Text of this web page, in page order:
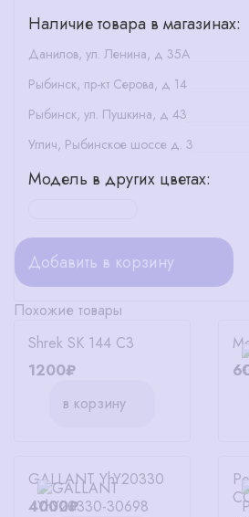
Наличие товара в магазинах:
Данилов, ул. Ленина, д 35А
Рыбинск, пр-кт Серова, д 14
Рыбинск, ул. Пушкина, д 43
Углич, Рыбинское шоссе д. 3
Модель в других цветах:
Добавить в корзину
Похожие товары
Shrek SK 144 C3
1200₽
в корзину
GALLANT YhY20330
4000₽